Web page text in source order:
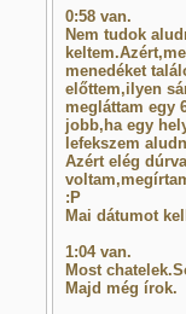
0:58 van.
Nem tudok
menedéket
előttem,ilyen
megláttam egy
jobb,ha egy
lefekszem
Azért elég
:P
Mai dátumot
1:04 van.
Most
Majd még írok.